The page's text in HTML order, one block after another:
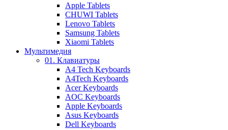
Apple Tablets
CHUWI Tablets
Lenovo Tablets
Samsung Tablets
Xiaomi Tablets
Мультимедия
01. Клавиатуры
A4 Tech Keyboards
A4Tech Keyboards
Acer Keyboards
AOC Keyboards
Apple Keyboards
Asus Keyboards
Dell Keyboards